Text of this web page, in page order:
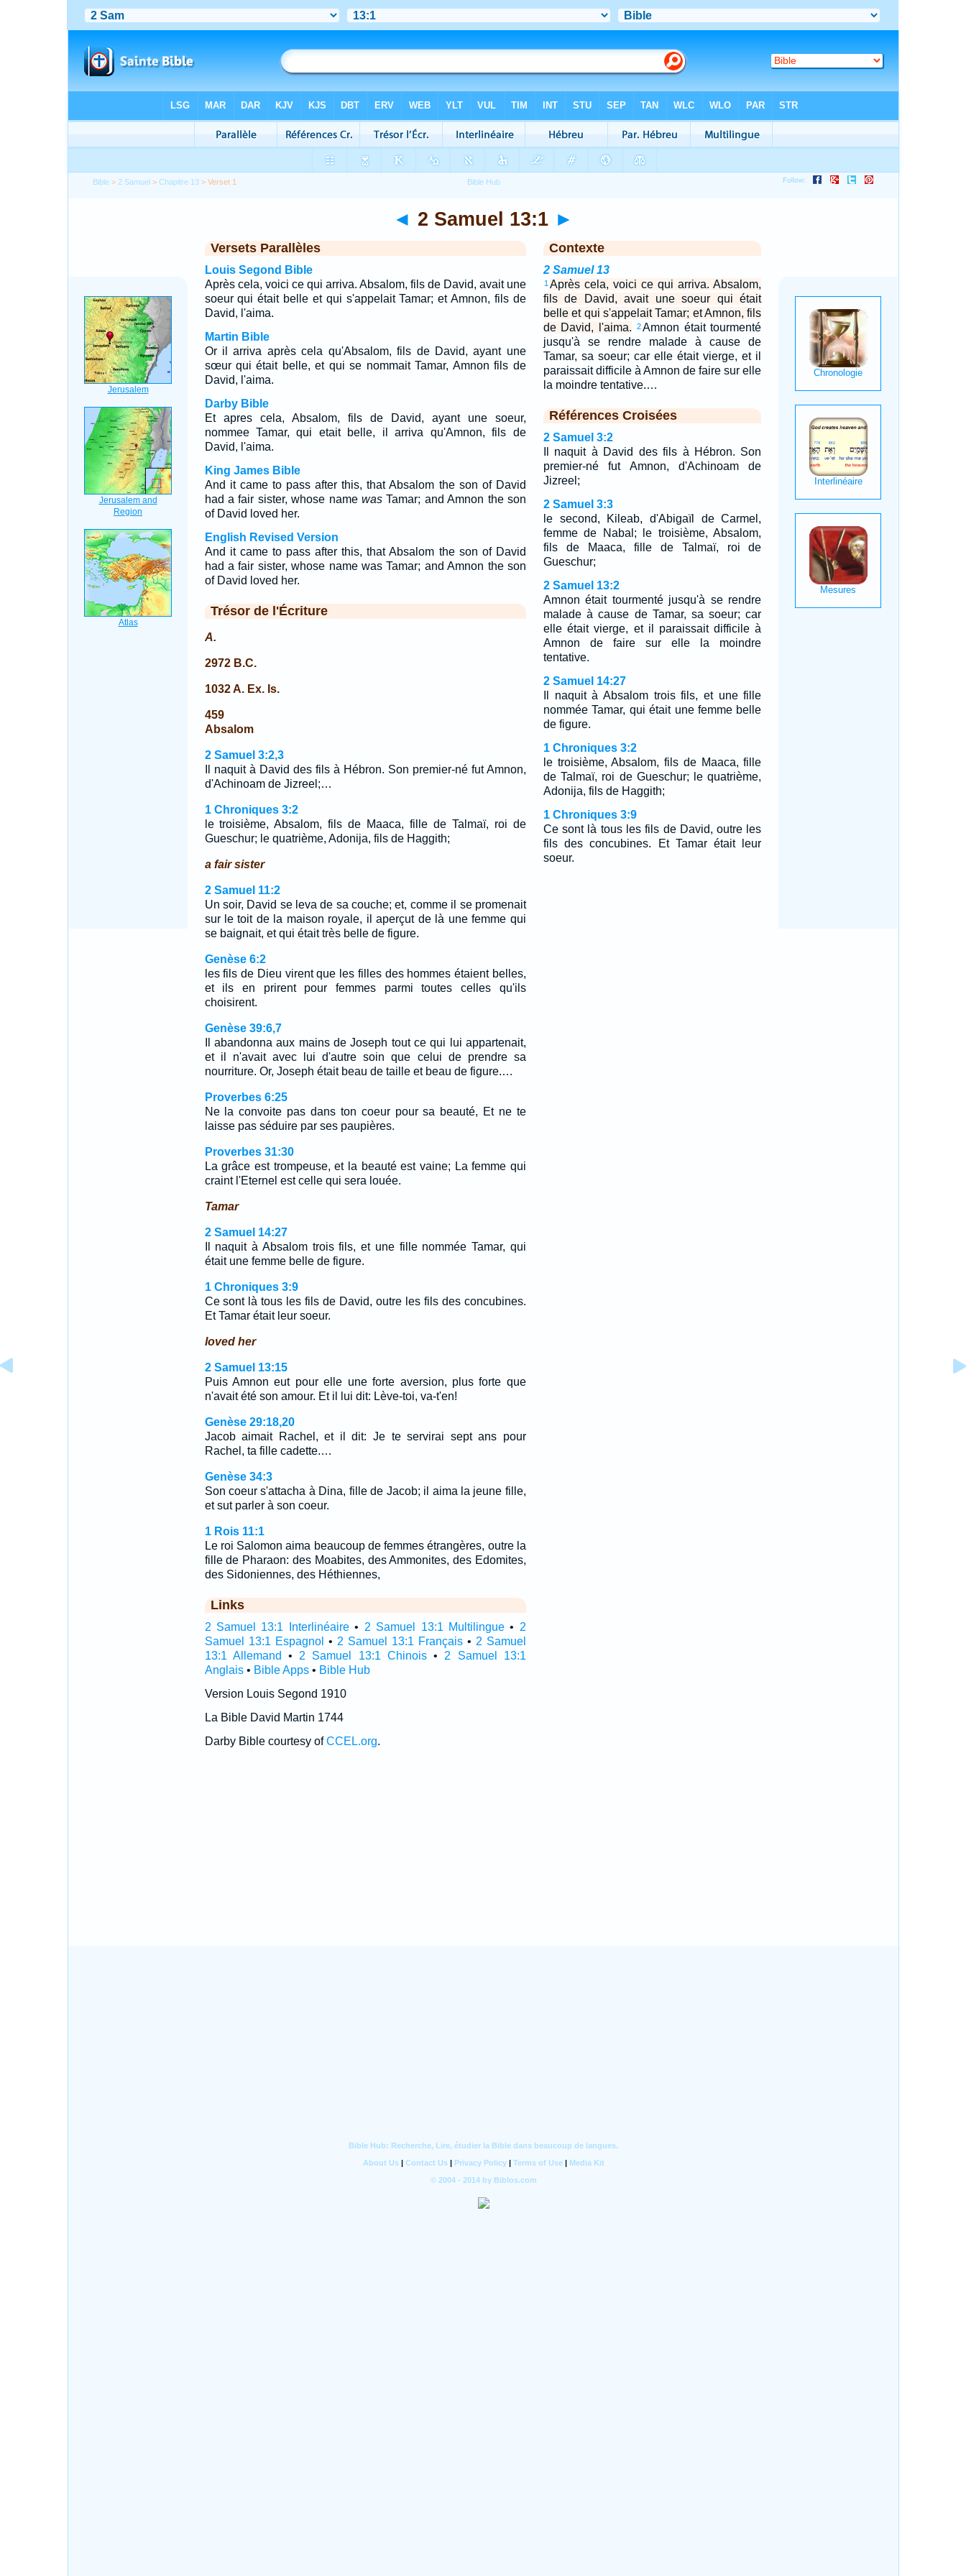
Bible > 2 Samuel >Chapitre 13 > Verset 1
◄ 2 Samuel 13:1 ►
Versets Parallèles
Louis Segond Bible
Après cela, voici ce qui arriva. Absalom, fils de David, avait une
soeur qui était belle et qui s'appelait Tamar; et Amnon, fils de
David, l'aima.
Martin Bible
Or il arriva après cela qu'Absalom, fils de David, ayant une
sœur qui était belle, et qui se nommait Tamar, Amnon fils de
David, l'aima.
Darby Bible
Et apres cela, Absalom, fils de David, ayant une soeur,
nommee Tamar, qui etait belle, il arriva qu'Amnon, fils de
David, l'aima.
King James Bible
And it came to pass after this, that Absalom the son of David
had a fair sister, whose name wasTamar; and Amnon the son
of David loved her.
English Revised Version
And it came to pass after this, that Absalom the son of David
had a fair sister, whose name was Tamar; and Amnon the son
of David loved her.
Trésor de l'Écriture
A.
2972 B.C.
1032 A. Ex. Is.
459
Absalom
2 Samuel 3:2,3
Il naquit à David des fils à Hébron. Son premier-né fut Amnon,
d'Achinoam de Jizreel;…
1 Chroniques 3:2
le troisième, Absalom, fils de Maaca, fille de Talmaï, roi de
Gueschur; le quatrième, Adonija, fils de Haggith;
a fair sister
2 Samuel 11:2
Un soir, David se leva de sa couche; et, comme il se promenait
sur le toit de la maison royale, il aperçut de là une femme qui
se baignait, et qui était très belle de figure.
Genèse 6:2
les fils de Dieu virent que les filles des hommes étaient belles,
et ils en prirent pour femmes parmi toutes celles qu'ils
choisirent.
Genèse 39:6,7
Il abandonna aux mains de Joseph tout ce qui lui appartenait,
et il n'avait avec lui d'autre soin que celui de prendre sa
nourriture. Or, Joseph était beau de taille et beau de figure.…
Proverbes 6:25
Ne la convoite pas dans ton coeur pour sa beauté, Et ne te
laisse pas séduire par ses paupières.
Proverbes 31:30
La grâce est trompeuse, et la beauté est vaine; La femme qui
craint l'Eternel est celle qui sera louée.
Tamar
2 Samuel 14:27
Il naquit à Absalom trois fils, et une fille nommée Tamar, qui
était une femme belle de figure.
1 Chroniques 3:9
Ce sont là tous les fils de David, outre les fils des concubines.
Et Tamar était leur soeur.
loved her
2 Samuel 13:15
Puis Amnon eut pour elle une forte aversion, plus forte que
n'avait été son amour. Et il lui dit: Lève-toi, va-t'en!
Genèse 29:18,20
Jacob aimait Rachel, et il dit: Je te servirai sept ans pour
Rachel, ta fille cadette.…
Genèse 34:3
Son coeur s'attacha à Dina, fille de Jacob; il aima la jeune fille,
et sut parler à son coeur.
1 Rois 11:1
Le roi Salomon aima beaucoup de femmes étrangères, outre la
fille de Pharaon: des Moabites, des Ammonites, des Edomites,
des Sidoniennes, des Héthiennes,
Links
2 Samuel 13:1 Interlinéaire• 2 Samuel 13:1 Multilingue • 2
Samuel 13:1 Espagnol • 2 Samuel 13:1 Français• 2 Samuel
13:1 Allemand
• 2 Samuel 13:1 Chinois• 2 Samuel 13:1
Anglais• Bible Apps• Bible Hub
Version Louis Segond 1910
La Bible David Martin 1744
Darby Bible courtesy ofCCEL.org.
Contexte
2 Samuel 13
1 Après cela, voici ce qui arriva. Absalom,
fils de David, avait une soeur qui était
belle et qui s'appelait Tamar; et Amnon, fils
de David, l'aima.
2 Amnon était tourmenté
jusqu'à se rendre malade à cause de
Tamar, sa soeur; car elle était vierge, et il
paraissait difficile à Amnon de faire sur elle
la moindre tentative.…
Références Croisées
2 Samuel 3:2
Il naquit à David des fils à Hébron. Son
premier-né fut Amnon, d'Achinoam de
Jizreel;
2 Samuel 3:3
le second, Kileab, d'Abigaïl de Carmel,
femme de Nabal; le troisième, Absalom,
fils de Maaca, fille de Talmaï, roi de
Gueschur;
2 Samuel 13:2
Amnon était tourmenté jusqu'à se rendre
malade à cause de Tamar, sa soeur; car
elle était vierge, et il paraissait difficile à
Amnon de faire sur elle la moindre
tentative.
2 Samuel 14:27
Il naquit à Absalom trois fils, et une fille
nommée Tamar, qui était une femme belle
de figure.
1 Chroniques 3:2
le troisième, Absalom, fils de Maaca, fille
de Talmaï, roi de Gueschur; le quatrième,
Adonija, fils de Haggith;
1 Chroniques 3:9
Ce sont là tous les fils de David, outre les
fils des concubines. Et Tamar était leur
soeur.